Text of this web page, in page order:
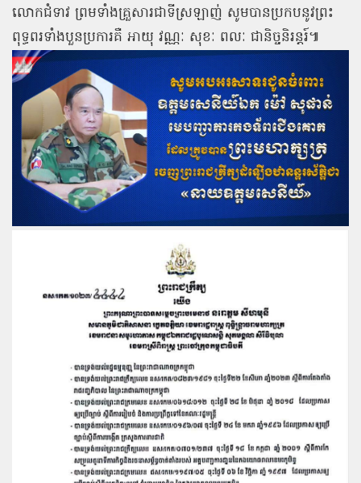
លោកជំទាវ ព្រមទាំងគ្រួសារជាទីស្រឡាញ់ សូមបានប្រកបនូវព្រះ
ពុទ្ធពរទាំងបួនប្រការគឺ អាយុ វណ្ណៈ សុខៈ ពលៈ ជានិច្ចនិរន្តរ៍៕